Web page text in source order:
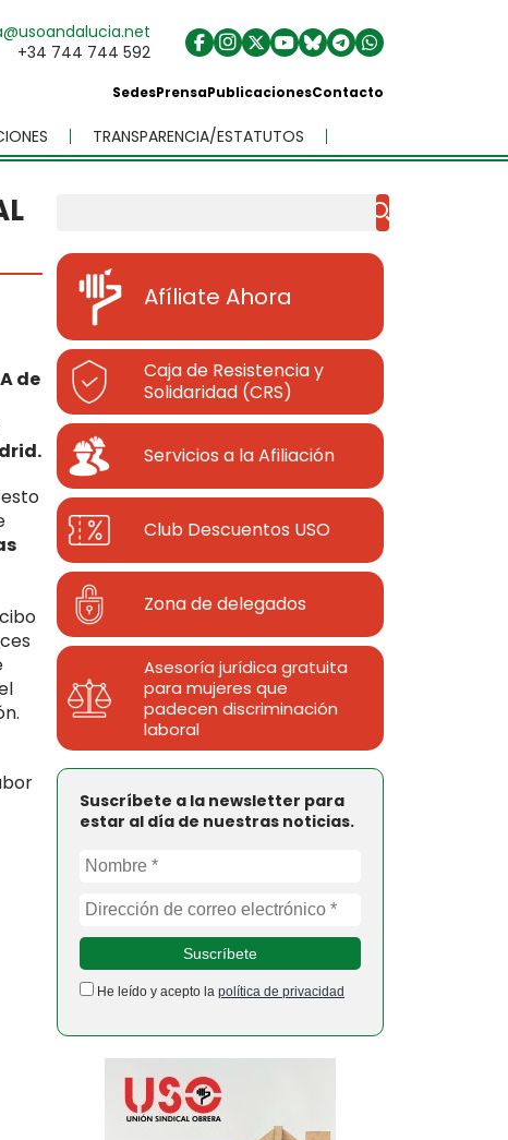
+34 744 744 592
SedesPrensaPublicacionesContacto
TRANSPARENCIA/ESTATUTOS
de
Afíliate Ahora
Caja de Resistencia y
Solidaridad (CRS)
Servicios a la Afiliación
Club Descuentos USO
Zona de delegados
Asesoría jurídica gratuita
para mujeres que
padecen discriminación
laboral
Suscríbete a la newsletter para
estar al día de nuestras noticias.
He leído y acepto la política de privacidad